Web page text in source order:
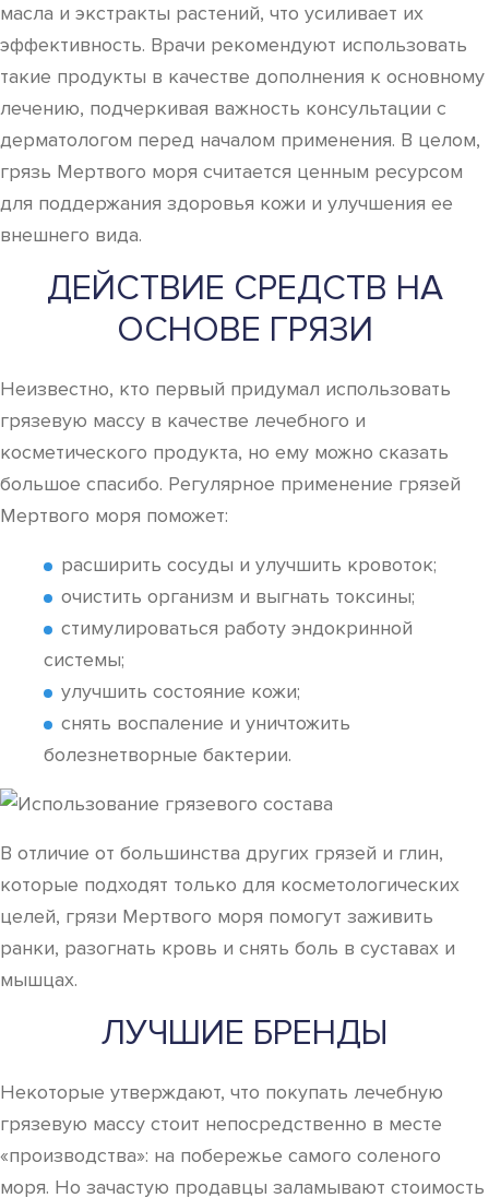
масла и экстракты растений, что усиливает их
эффективность. Врачи рекомендуют использовать
такие продукты в качестве дополнения к основному
лечению, подчеркивая важность консультации с
дерматологом перед началом применения. В целом,
грязь Мертвого моря считается ценным ресурсом
для поддержания здоровья кожи и улучшения ее
внешнего вида.
ДЕЙСТВИЕ СРЕДСТВ НА
ОСНОВЕ ГРЯЗИ
Неизвестно, кто первый придумал использовать
грязевую массу в качестве лечебного и
косметического продукта, но ему можно сказать
большое спасибо. Регулярное применение грязей
Мертвого моря поможет:
расширить сосуды и улучшить кровоток;
очистить организм и выгнать токсины;
стимулироваться работу эндокринной
системы;
улучшить состояние кожи;
снять воспаление и уничтожить
болезнетворные бактерии.
В отличие от большинства других грязей и глин,
которые подходят только для косметологических
целей, грязи Мертвого моря помогут заживить
ранки, разогнать кровь и снять боль в суставах и
мышцах.
ЛУЧШИЕ БРЕНДЫ
Некоторые утверждают, что покупать лечебную
грязевую массу стоит непосредственно в месте
«производства»: на побережье самого соленого
моря. Но зачастую продавцы заламывают стоимость